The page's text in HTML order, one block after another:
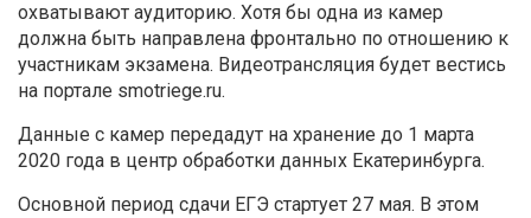
охватывают аудиторию. Хотя бы одна из камер
должна быть направлена фронтально по отношению к
участникам экзамена. Видеотрансляция будет вестись
на портале smotriege.ru.
Данные с камер передадут на хранение до 1 марта
2020 года в центр обработки данных Екатеринбурга.
Основной период сдачи ЕГЭ стартует 27 мая. В этом